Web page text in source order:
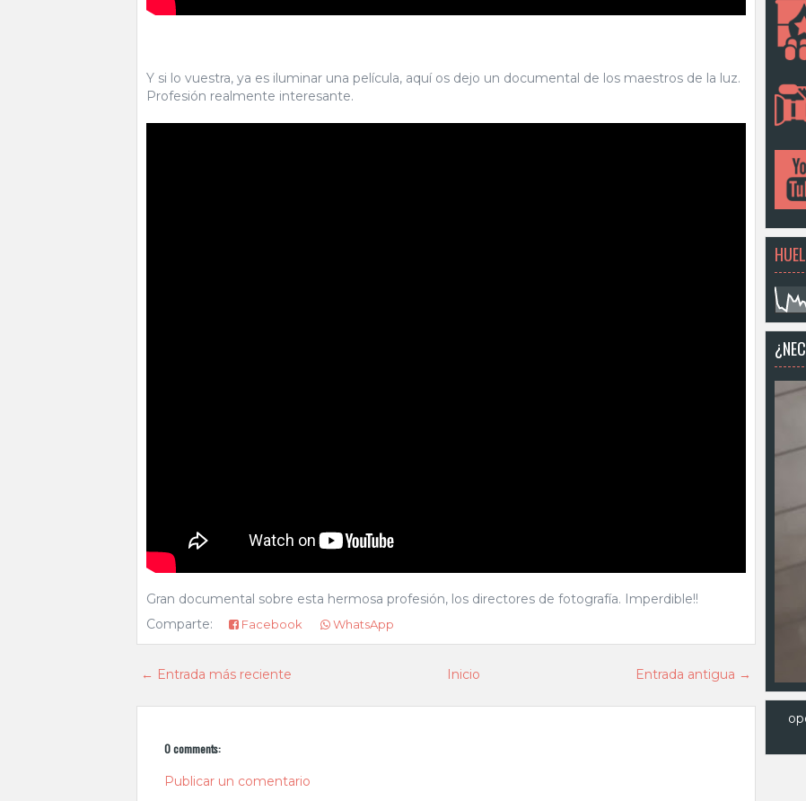
Y si lo vuestra, ya es iluminar una película, aquí os dejo un documental de los maestros de la luz.
Profesión realmente interesante.
Gran documental sobre esta hermosa profesión, los directores de fotografía. Imperdible!!
Comparte:
Facebook WhatsApp
← Entrada más reciente Entrada antigua →
Inicio
0 comments:
Publicar un comentario